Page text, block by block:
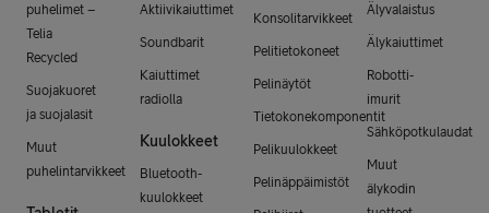
puhelimet –
Telia
Recycled
Suojakuoret
ja suojalasit
Muut
puhelintarvikkeet
Aktiivikaiuttimet
Soundbarit
Kaiuttimet
radiolla
Kuulokkeet
Bluetooth-
kuulokkeet
Konsolitarvikkeet
Pelitietokoneet
Pelinäytöt
Tietokonekomponentit
Pelikuulokkeet
Pelinäppäimistöt
Älyvalaistus
Älykaiuttimet
Robotti-
imurit
Sähköpotkulaudat
Muut
älykodin